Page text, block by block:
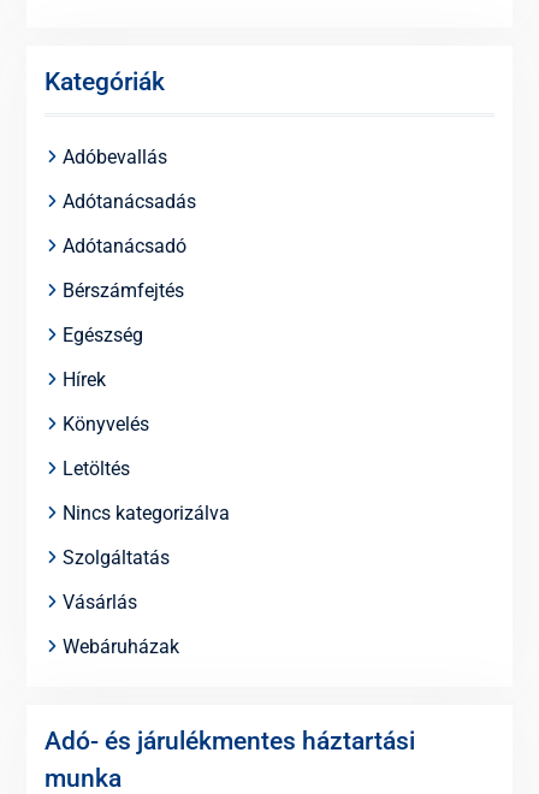
Kategóriák
Adóbevallás
Adótanácsadás
Adótanácsadó
Bérszámfejtés
Egészség
Hírek
Könyvelés
Letöltés
Nincs kategorizálva
Szolgáltatás
Vásárlás
Webáruházak
Adó- és járulékmentes háztartási
munka